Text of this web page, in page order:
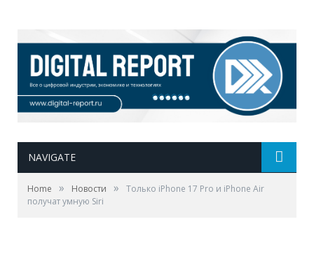
NAVIGATE
Home » Новости »
Только iPhone 17 Pro и iPhone Air
получат умную Siri